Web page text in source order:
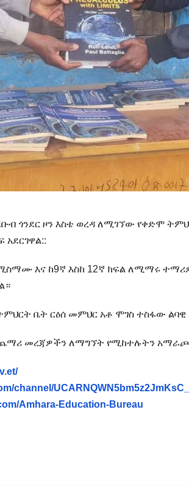
ጎንደር ዞን እስቴ ወረዳ ለሚገኘው የቀድሞ
እና ከ9ኛ እስከ 12ኛ ክፍል ለሚማሩ
ቤት ርዕሰ መምህር አቶ ሞገስ ተስፋው ልባዊ
መረጃዎችን ለማግኘት የሚከተሉትን
channel/
Amhara-Education-Bureau